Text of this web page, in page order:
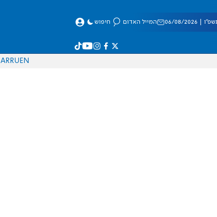
08/2026 המייל האדום חיפוש
EN
RU
AR